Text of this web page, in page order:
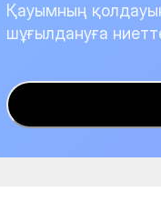
Қауымның
шұғылдануға